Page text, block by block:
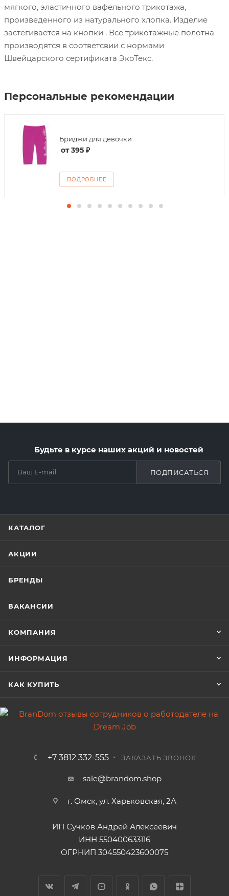
мягкого, эластичного вафельного трикотажа,
произведенного из натурального хлопка. Изделие
застегивается на кнопки . Все трикотажные полотна
производятся в соответсвии с нормами
Швейцарского сертификата ЭкоТекс.
Персональные рекомендации
Бриджи для девочки
от395 ₽
ПОДРОБНЕЕ
Будьте в курсе наших акций и новостей
ПОДПИСАТЬСЯ
КАТАЛОГ
АКЦИИ
БРЕНДЫ
ВАКАНСИИ
КОМПАНИЯ
ИНФОРМАЦИЯ
КАК КУПИТЬ
+7 3812 332-555 ЗАКАЗАТЬ ЗВОНОК
sale@brandom.shop
г. Омск, ул. Харьковская, 2А
ИП Сучков Андрей Алексеевич
ИНН 550400633116
ОГРНИП 304550423600075